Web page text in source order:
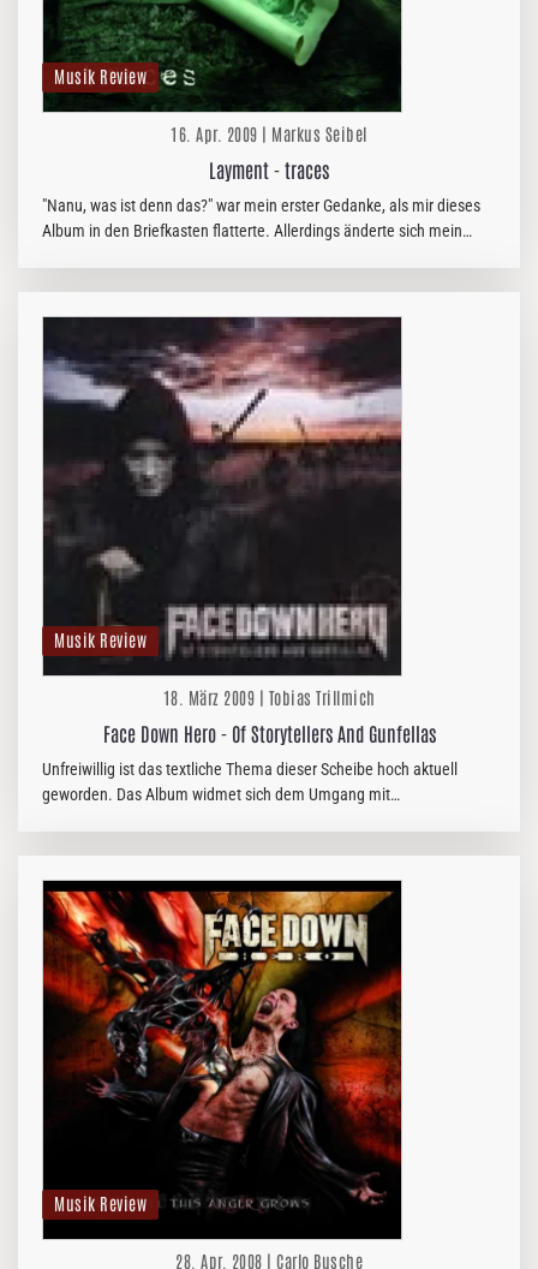
Musik Review
16. Apr. 2009 | Markus Seibel
Layment - traces
"Nanu, was ist denn das?" war mein erster Gedanke, als mir dieses
Album in den Briefkasten flatterte. Allerdings änderte sich mein
Musik Review
18. März 2009 | Tobias Trillmich
Face Down Hero - Of Storytellers And Gunfellas
Unfreiwillig ist das textliche Thema dieser Scheibe hoch aktuell
geworden. Das Album widmet sich dem Umgang mit
Musik Review
28. Apr. 2008 | Carlo Busche